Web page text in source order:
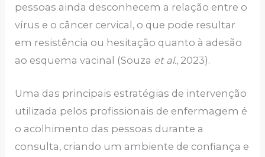
pessoas ainda desconhecem a relação entre o
vírus e o câncer cervical, o que pode resultar
em resistência ou hesitação quanto à adesão
ao esquema vacinal (Souza et al., 2023).
Uma das principais estratégias de intervenção
utilizada pelos profissionais de enfermagem é
o acolhimento das pessoas durante a
consulta, criando um ambiente de confiança e